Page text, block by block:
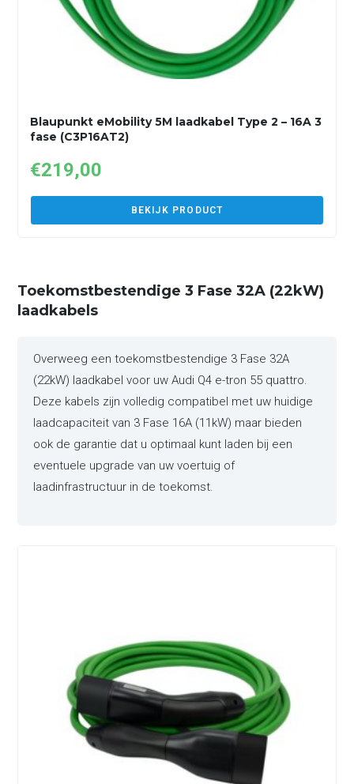
Blaupunkt eMobility 5M laadkabel Type 2 – 16A 3
fase (C3P16AT2)
€219,00
BEKIJK PRODUCT
Toekomstbestendige 3 Fase 32A (22kW)
laadkabels
Overweeg een toekomstbestendige 3 Fase 32A
(22kW) laadkabel voor uw Audi Q4 e-tron 55 quattro.
Deze kabels zijn volledig compatibel met uw huidige
laadcapaciteit van 3 Fase 16A (11kW) maar bieden
ook de garantie dat u optimaal kunt laden bij een
eventuele upgrade van uw voertuig of
laadinfrastructuur in de toekomst.